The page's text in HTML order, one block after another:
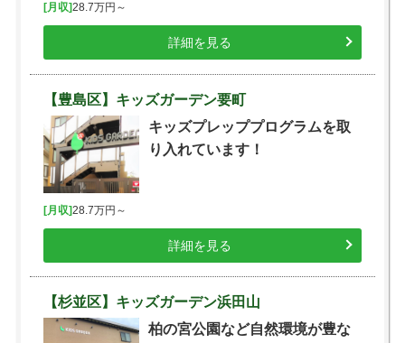
[月収]28.7万円～
詳細を見る
【豊島区】キッズガーデン要町
キッズプレッププログラムを取
り入れています！
[月収]28.7万円～
詳細を見る
【杉並区】キッズガーデン浜田山
柏の宮公園など自然環境が豊な